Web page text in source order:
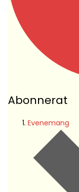
Abonnerat
Evenemang